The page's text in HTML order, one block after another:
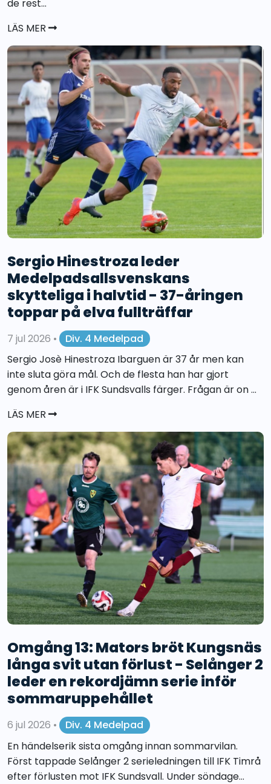
de rest...
LÄS MER
Sergio Hinestroza leder
Medelpadsallsvenskans
skytteliga i halvtid - 37-åringen
toppar på elva fullträffar
7 jul 2026 •
Div. 4 Medelpad
Sergio Josè Hinestroza Ibarguen är 37 år men kan
inte sluta göra mål. Och de flesta han har gjort
genom åren är i IFK Sundsvalls färger. Frågan är on ...
LÄS MER
Omgång 13: Mators bröt Kungsnäs
långa svit utan förlust - Selånger 2
leder en rekordjämn serie inför
sommaruppehållet
6 jul 2026 •
Div. 4 Medelpad
En händelserik sista omgång innan sommarvilan.
Först tappade Selånger 2 serieledningen till IFK Timrå
efter förlusten mot IFK Sundsvall. Under söndage...